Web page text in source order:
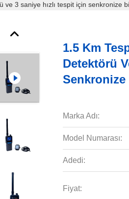
ve 3 saniye hızlı tespit için senkronize
1.5 Km
Detektörü
Senkronize
Marka Adı:
Model Numarası:
Adedi:
Fiyat: